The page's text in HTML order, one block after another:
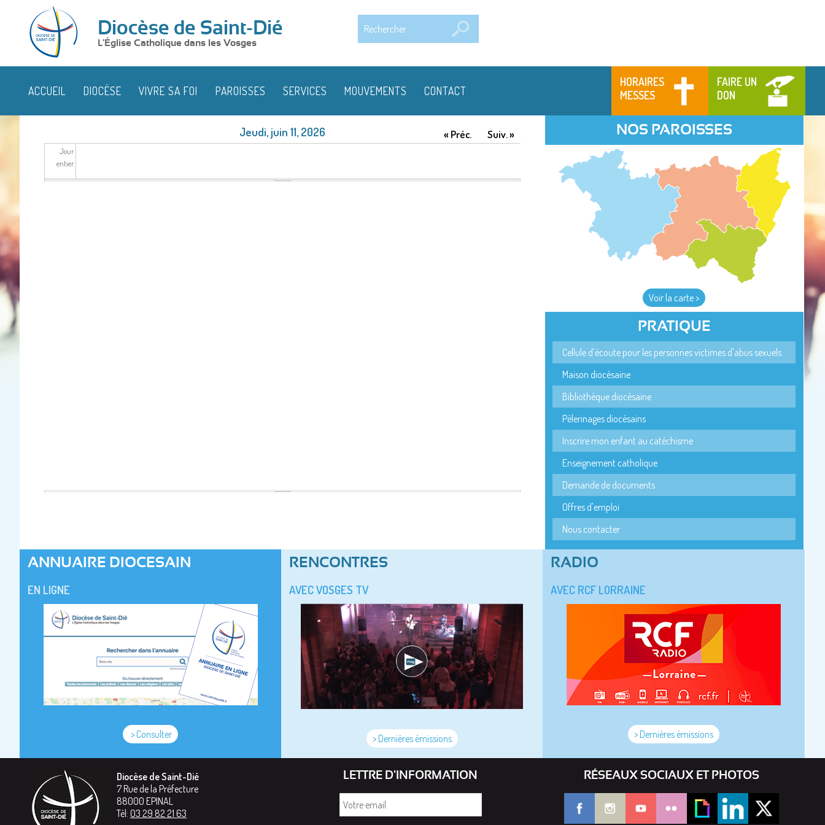
Diocèse de Saint-Dié
L'Église Catholique dans les Vosges
HORAIRES
MESSES
FAIRE UN
DON
ACCUEIL DIOCÈSE VIVRE SA FOI PAROISSES SERVICES MOUVEMENTS CONTACT
Jeudi, juin 11, 2026 « Préc. Suiv. »
Jour
entier
NOS PAROISSES
Voir la carte >
PRATIQUE
Cellule d'écoute pour les personnes victimes d'abus sexuels
Maison diocésaine
Bibliothèque diocésaine
Pèlerinages diocésains
Inscrire mon enfant au catéchisme
Enseignement catholique
Demande de documents
Offres d'emploi
Nous contacter
ANNUAIRE DIOCESAIN
EN LIGNE
> Consulter
RENCONTRES
AVEC VOSGES TV
> Dernières émissions
RADIO
AVEC RCF LORRAINE
> Dernières émissions
Diocèse de Saint-Dié
7 Rue de la Préfecture
88000 EPINAL
Tél: 03 29 82 21 63
LETTRE D'INFORMATION RÉSEAUX SOCIAUX ET PHOTOS